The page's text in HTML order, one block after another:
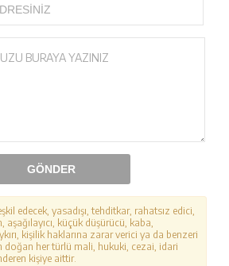
GÖNDER
edecek, yasadışı, tehditkar, rahatsız edici,
aşağılayıcı, küçük düşürücü, kaba,
kişilik haklarına zarar verici ya da benzeri
doğan her türlü mali, hukuki, cezai, idari
kişiye aittir.